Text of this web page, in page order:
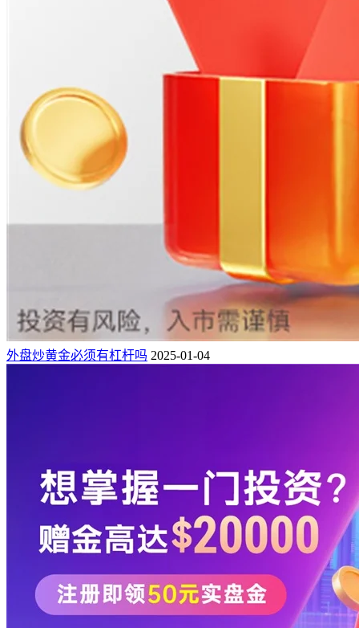
外盘炒黄金必须有杠杆吗 2025-01-04